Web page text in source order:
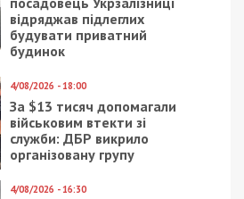
відряджав підлеглих
будувати приватний
будинок
4/08/2026 - 18:00
За $13 тисяч допомагали
військовим втекти зі
служби: ДБР викрило
організовану групу
4/08/2026 - 16:30